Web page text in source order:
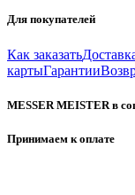
Для покупателей
Как заказать
картыГарантии
MESSER MEISTER в
Принимаем к оплате